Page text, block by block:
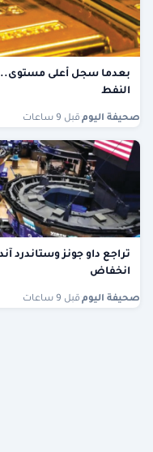
بعدما سجل أعلى
النفط
صحيفة اليوم قبل 9 ساعات
تراجع داو جونز وستاندرد
انخفاض
صحيفة اليوم قبل 9 ساعات